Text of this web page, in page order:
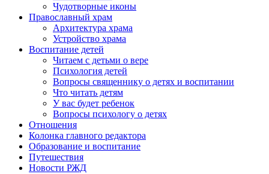
Чудотворные иконы
Православный храм
Архитектура храма
Устройство храма
Воспитание детей
Читаем с детьми о вере
Психология детей
Вопросы священнику о детях и воспитании
Что читать детям
У вас будет ребенок
Вопросы психологу о детях
Отношения
Колонка главного редактора
Образование и воспитание
Путешествия
Новости РЖД